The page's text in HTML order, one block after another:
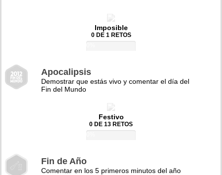
Imposible
0 DE 1 RETOS
Apocalipsis
Demostrar que estás vivo y comentar el día del
Fin del Mundo
Festivo
0 DE 13 RETOS
Fin de Año
Comentar en los 5 primeros minutos del año